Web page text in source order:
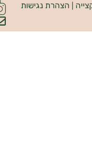
נגישות האתר:
INDIANA